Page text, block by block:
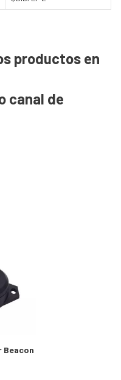
productos en
canal de
Beacon